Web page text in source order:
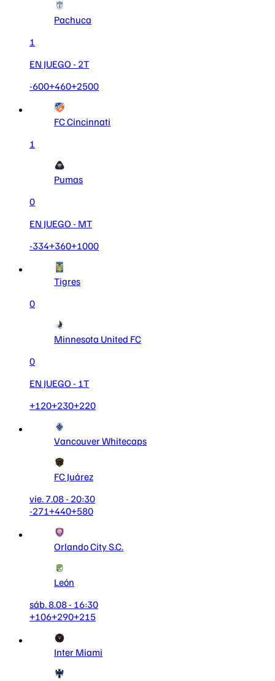
Pachuca
1
EN JUEGO - 2T
-600+460+2500
FC Cincinnati
1
Pumas
0
EN JUEGO - MT
-334+360+1000
Tigres
0
Minnesota United FC
0
EN JUEGO - 1T
+120+230+220
Vancouver Whitecaps
FC Juárez
vie. 7.08 - 20:30
-271+440+580
Orlando City S.C.
León
sáb. 8.08 - 16:30
+106+290+215
Inter Miami